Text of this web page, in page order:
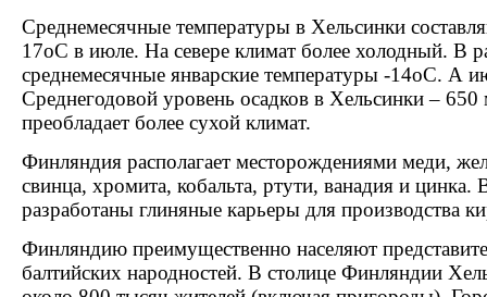
Среднемесячные температуры в Хельсинки
17оС в июле. На севере климат более холодный. В
среднемесячные январские температуры -14оС. А
Среднегодовой уровень осадков в Хельсинки – 650
преобладает более сухой климат.
Финляндия располагает месторождениями меди,
свинца, хромита, кобальта, ртути, ванадия и цинка.
разработаны глиняные карьеры для производства
Финляндию преимущественно населяют
балтийских народностей. В столице Финляндии